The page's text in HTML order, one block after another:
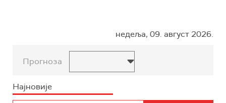
недеља, 09. август 2026.
Прогноза
Најновије